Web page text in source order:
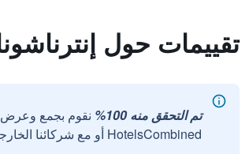
تقييمات حول
تم التحقق منه 100%
نقوم بجمع وعرض
HotelsCombined أو مع شركائنا الخارجيين الموثوقين.